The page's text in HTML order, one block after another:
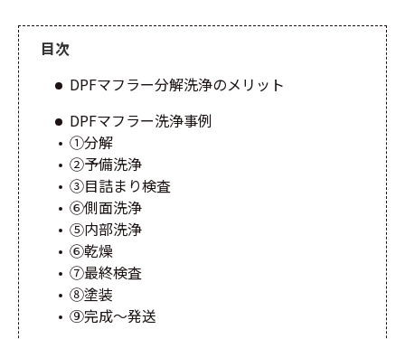
目次
DPFマフラー分解洗浄のメリット
DPFマフラー洗浄事例
①分解
②予備洗浄
③目詰まり検査
⑥側面洗浄
⑤内部洗浄
⑥乾燥
⑦最終検査
⑧塗装
⑨完成～発送